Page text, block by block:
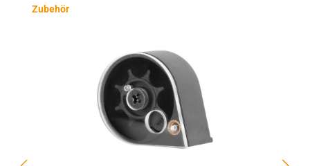
Produktgalerie überspringen
Zubehör